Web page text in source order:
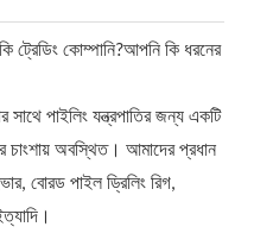
কোম্পানি?আপনি কি ধরনের
পাইলিং যন্ত্রপাতির জন্য একটি
চাংশায় অবস্থিত। আমাদের প্রধান
বোরড পাইল ড্রিলিং রিগ,